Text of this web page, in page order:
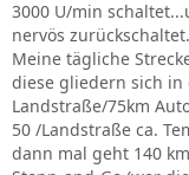
3000 U/min
nervös
Meine tägliche
diese gliedern sich in
Landstraße/75km
50 /Landstraße ca.
dann mal geht 140